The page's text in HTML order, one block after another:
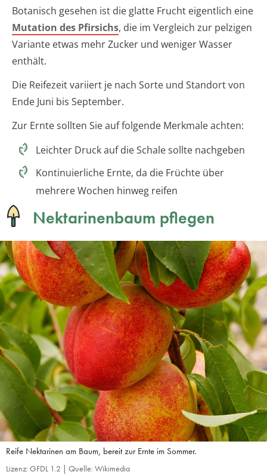
Botanisch gesehen ist die glatte Frucht eigentlich eine
Mutation des Pfirsichs, die im Vergleich zur pelzigen
Variante etwas mehr Zucker und weniger Wasser
enthält.
Die Reifezeit variiert je nach Sorte und Standort von
Ende Juni bis September.
Zur Ernte sollten Sie auf folgende Merkmale achten:
Leichter Druck auf die Schale sollte nachgeben
Kontinuierliche Ernte, da die Früchte über
mehrere Wochen hinweg reifen
Nektarinenbaum pflegen
Reife Nektarinen am Baum, bereit zur Ernte im Sommer.
Lizenz: GFDL 1.2 | Quelle: Wikimedia